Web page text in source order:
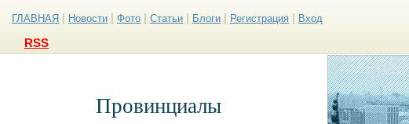
ГЛАВНАЯ Новости Фото Статьи Блоги Регистрация Вход
RSS
Провинциалы